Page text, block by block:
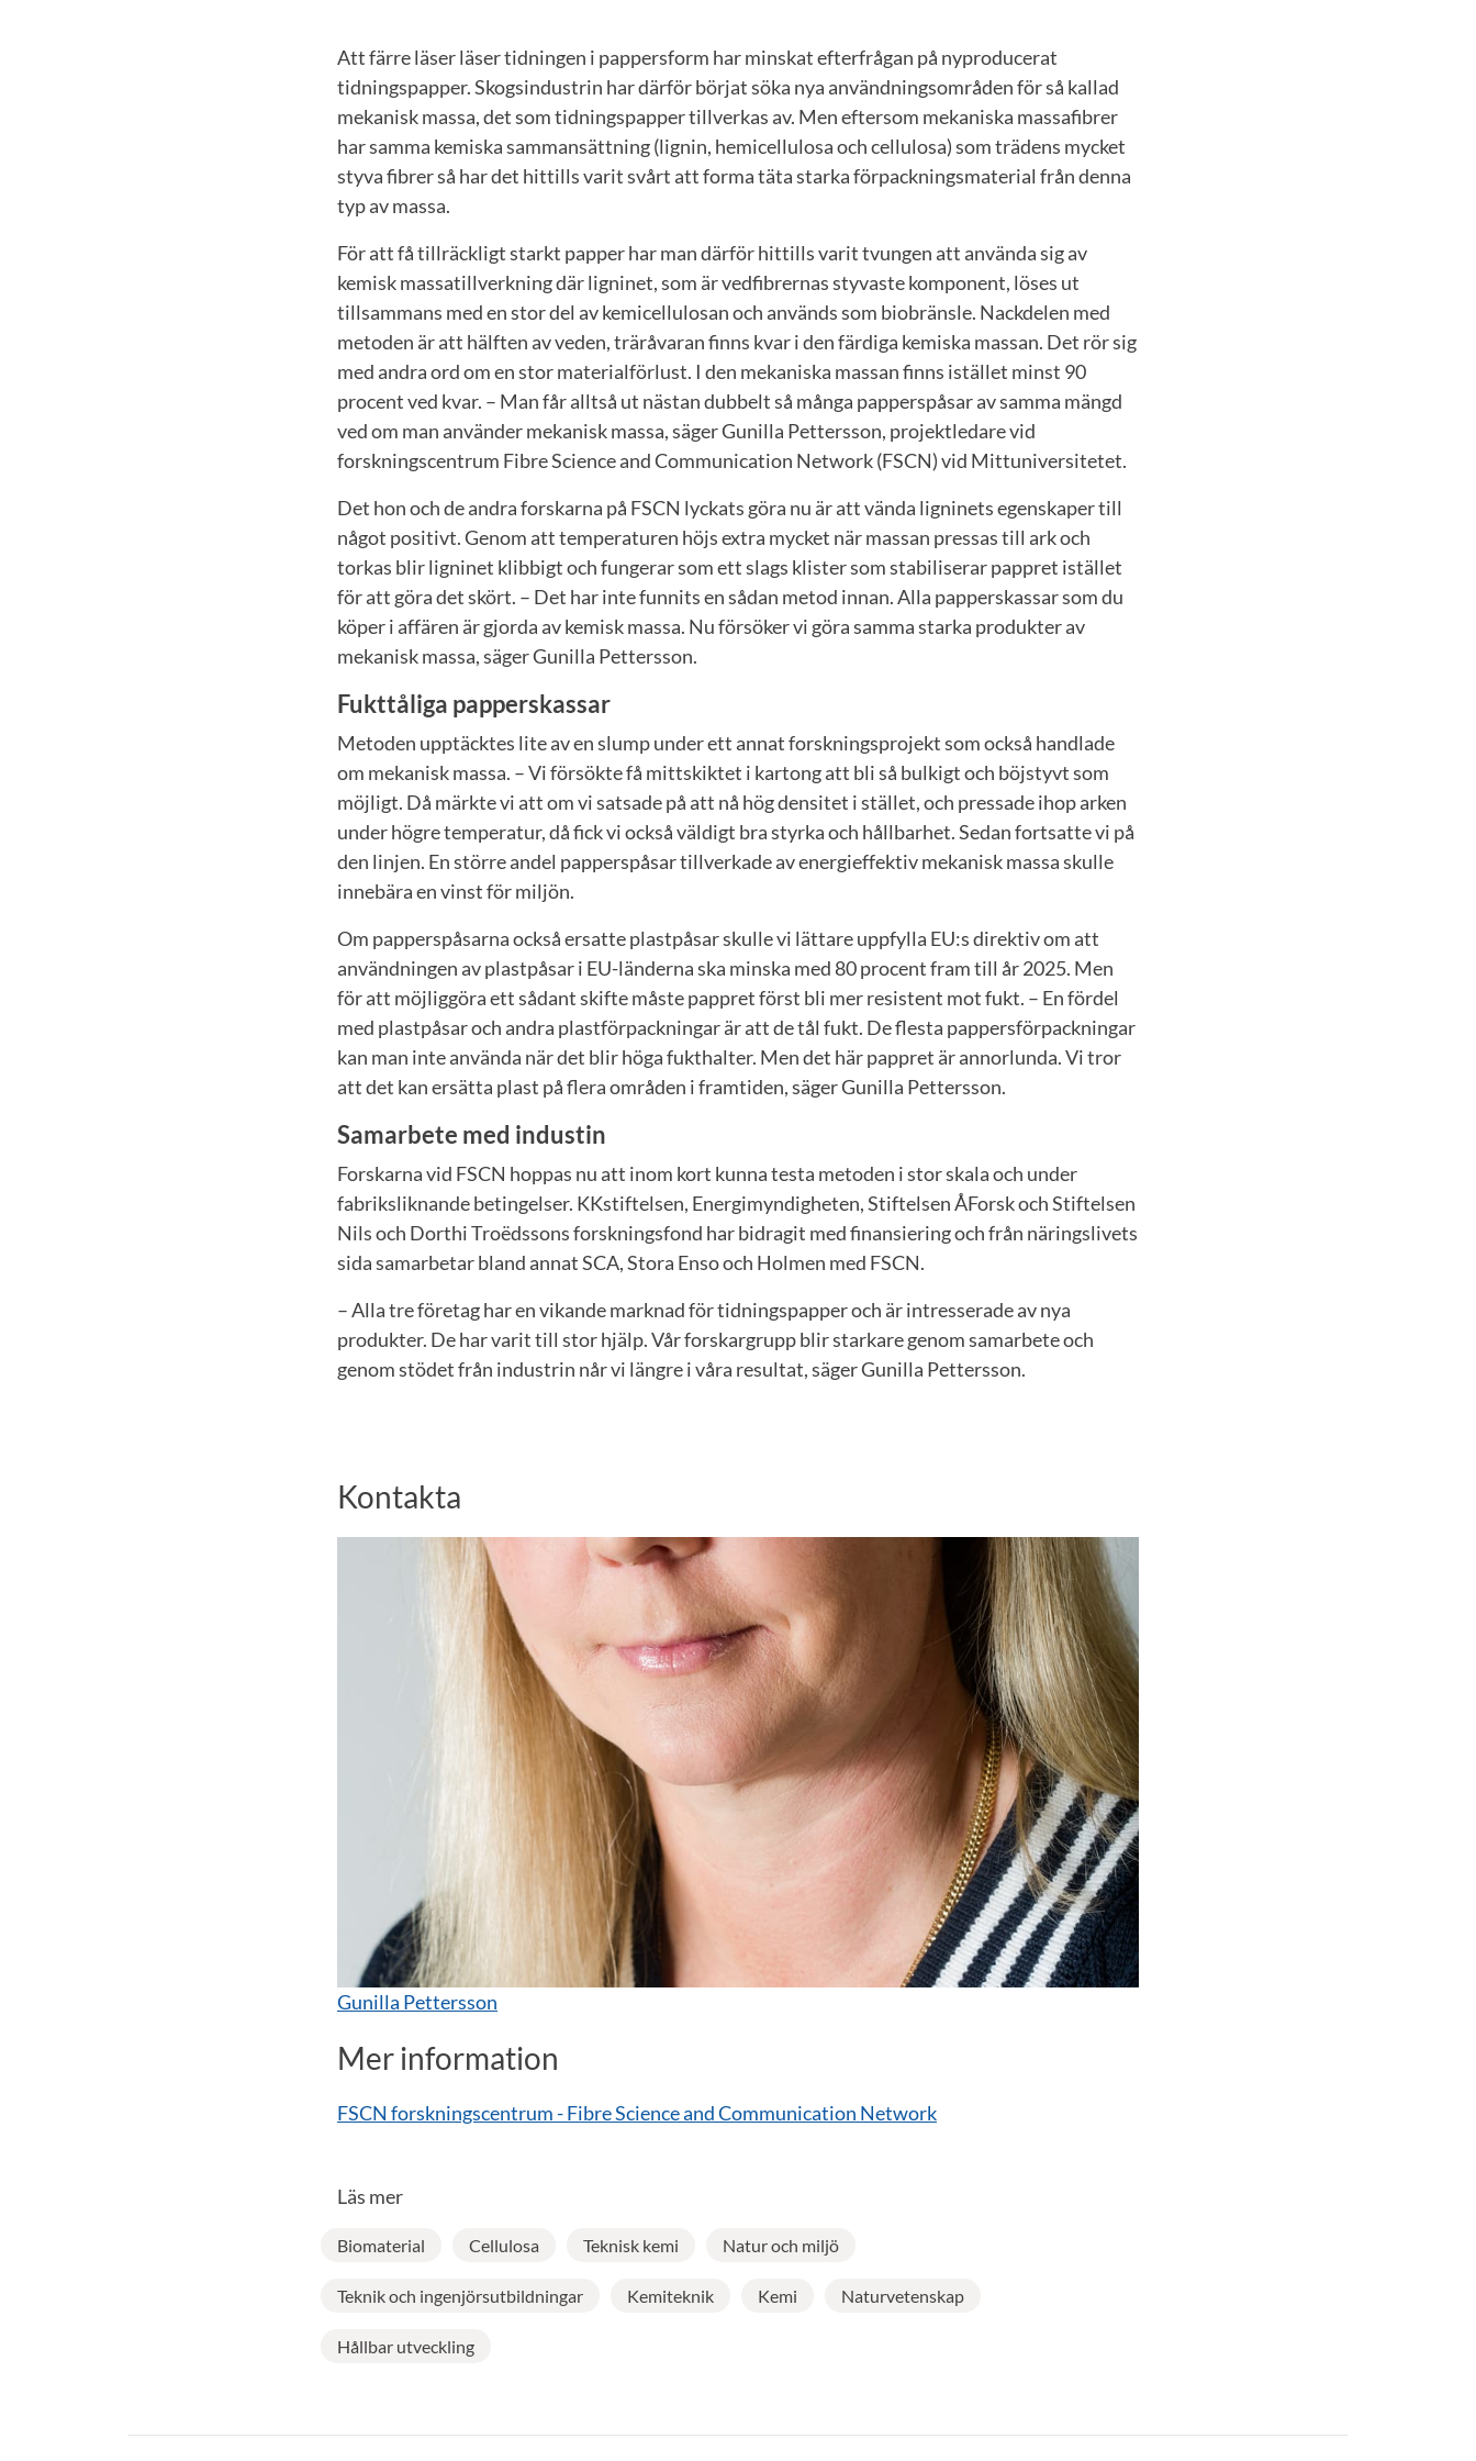
Att färre läser läser tidningen i pappersform har minskat efterfrågan på nyproducerat
tidningspapper. Skogsindustrin har därför börjat söka nya användningsområden för så kallad
mekanisk massa, det som tidningspapper tillverkas av. Men eftersom mekaniska massafibrer
har samma kemiska sammansättning (lignin, hemicellulosa och cellulosa) som trädens mycket
styva fibrer så har det hittills varit svårt att forma täta starka förpackningsmaterial från denna
typ av massa.
För att få tillräckligt starkt papper har man därför hittills varit tvungen att använda sig av
kemisk massatillverkning där ligninet, som är vedfibrernas styvaste komponent, löses ut
tillsammans med en stor del av kemicellulosan och används som biobränsle. Nackdelen med
metoden är att hälften av veden, träråvaran finns kvar i den färdiga kemiska massan. Det rör sig
med andra ord om en stor materialförlust. I den mekaniska massan finns istället minst 90
procent ved kvar. – Man får alltså ut nästan dubbelt så många papperspåsar av samma mängd
ved om man använder mekanisk massa, säger Gunilla Pettersson, projektledare vid
forskningscentrum Fibre Science and Communication Network (FSCN) vid Mittuniversitetet.
Det hon och de andra forskarna på FSCN lyckats göra nu är att vända ligninets egenskaper till
något positivt. Genom att temperaturen höjs extra mycket när massan pressas till ark och
torkas blir ligninet klibbigt och fungerar som ett slags klister som stabiliserar pappret istället
för att göra det skört. – Det har inte funnits en sådan metod innan. Alla papperskassar som du
köper i affären är gjorda av kemisk massa. Nu försöker vi göra samma starka produkter av
mekanisk massa, säger Gunilla Pettersson.
Fukttåliga papperskassar
Metoden upptäcktes lite av en slump under ett annat forskningsprojekt som också handlade
om mekanisk massa. – Vi försökte få mittskiktet i kartong att bli så bulkigt och böjstyvt som
möjligt. Då märkte vi att om vi satsade på att nå hög densitet i stället, och pressade ihop arken
under högre temperatur, då fick vi också väldigt bra styrka och hållbarhet. Sedan fortsatte vi på
den linjen. En större andel papperspåsar tillverkade av energieffektiv mekanisk massa skulle
innebära en vinst för miljön.
Om papperspåsarna också ersatte plastpåsar skulle vi lättare uppfylla EU:s direktiv om att
användningen av plastpåsar i EU-länderna ska minska med 80 procent fram till år 2025. Men
för att möjliggöra ett sådant skifte måste pappret först bli mer resistent mot fukt. – En fördel
med plastpåsar och andra plastförpackningar är att de tål fukt. De flesta pappersförpackningar
kan man inte använda när det blir höga fukthalter. Men det här pappret är annorlunda. Vi tror
att det kan ersätta plast på flera områden i framtiden, säger Gunilla Pettersson.
Samarbete med industin
Forskarna vid FSCN hoppas nu att inom kort kunna testa metoden i stor skala och under
fabriksliknande betingelser. KKstiftelsen, Energimyndigheten, Stiftelsen ÅForsk och Stiftelsen
Nils och Dorthi Troëdssons forskningsfond har bidragit med finansiering och från näringslivets
sida samarbetar bland annat SCA, Stora Enso och Holmen med FSCN.
– Alla tre företag har en vikande marknad för tidningspapper och är intresserade av nya
produkter. De har varit till stor hjälp. Vår forskargrupp blir starkare genom samarbete och
genom stödet från industrin når vi längre i våra resultat, säger Gunilla Pettersson.
Kontakta
Gunilla Pettersson
Mer information
FSCN forskningscentrum - Fibre Science and Communication Network
Läs mer
Biomaterial Cellulosa Teknisk kemi Natur och miljö
Teknik och ingenjörsutbildningar Kemiteknik Kemi Naturvetenskap
Hållbar utveckling